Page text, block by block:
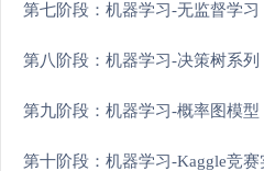
第七阶段：机器学习-无监督学习
第八阶段：机器学习-决策树系列
第九阶段：机器学习-概率图模型
第十阶段：机器学习-Kaggle竞赛